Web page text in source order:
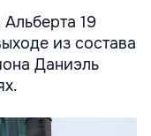
19
из состава
Даниэль